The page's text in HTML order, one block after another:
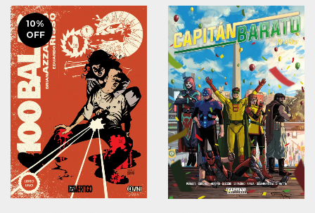
10%
OFF